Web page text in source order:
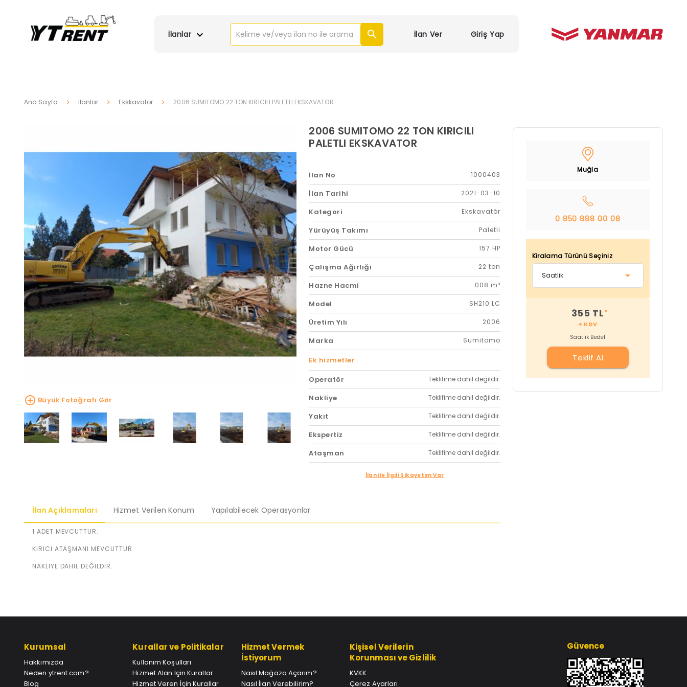
İlanlar İlan Ver Giriş Yap
Ana Sayfa İlanlar Ekskavatör 2006 SUMITOMO 22 TON KIRICILI PALETLI EKSKAVATOR
Büyük Fotoğrafı Gör
2006 SUMITOMO 22 TON KIRICILI
PALETLI EKSKAVATOR
İlan No 1000403
İlan Tarihi 2021-03-10
Kategori Ekskavatör
Yürüyüş Takımı Paletli
Motor Gücü 157 HP
Çalışma Ağırlığı 22 ton
Hazne Hacmi 008 m³
Model SH210 LC
Üretim Yılı 2006
Marka Sumitomo
Ek hizmetler
Operatör
Teklifime dahil değildir.
Nakliye Teklifime dahil değildir.
Yakıt Teklifime dahil değildir.
Ekspertiz Teklifime dahil değildir.
Ataşman Teklifime dahil değildir.
İlan ile İlgili Şikayetim Var
İlan Açıklamaları Hizmet Verilen Konum Yapılabilecek Operasyonlar
1 ADET MEVCUTTUR.
KIRICI ATAŞMANI MEVCUTTUR.
NAKLİYE DAHİL DEĞİLDİR.
Muğla
0 850 888 00 08
Kiralama Türünü Seçiniz
355 TL*
+ KDV
Saatlik Bedel
Teklif Al
Kurumsal
Hakkımızda
Neden ytrent.com?
Blog
Kurallar ve Politikalar
Kullanım Koşulları
Hizmet Alan İçin Kurallar
Hizmet Veren İçin Kurallar
Hizmet Vermek
İstiyorum
Nasıl Mağaza Açarım?
Nasıl İlan Verebilirim?
Kişisel Verilerin
Korunması ve Gizlilik
KVKK
Çerez Ayarları
Güvence